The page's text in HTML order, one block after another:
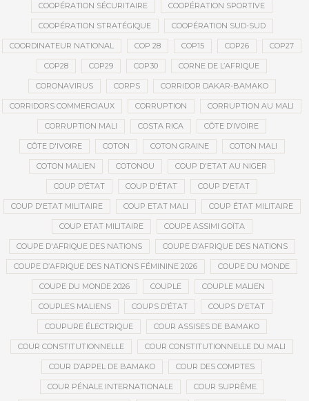
COOPÉRATION SÉCURITAIRE COOPÉRATION SPORTIVE
COOPÉRATION STRATÉGIQUE COOPÉRATION SUD-SUD
COORDINATEUR NATIONAL COP 28 COP15 COP26 COP27
COP28 COP29 COP30 CORNE DE L’AFRIQUE
CORONAVIRUS CORPS CORRIDOR DAKAR-BAMAKO
CORRIDORS COMMERCIAUX CORRUPTION CORRUPTION AU MALI
CORRUPTION MALI COSTA RICA CÔTE D’IVOIRE
CÔTE D'IVOIRE COTON COTON GRAINE COTON MALI
COTON MALIEN COTONOU COUP D'ETAT AU NIGER
COUP D’ÉTAT COUP D'ÉTAT COUP D'ETAT
COUP D'ETAT MILITAIRE COUP ETAT MALI COUP ÉTAT MILITAIRE
COUP ETAT MILITAIRE COUPE ASSIMI GOÏTA
COUPE D'AFRIQUE DES NATIONS COUPE D’AFRIQUE DES NATIONS
COUPE D’AFRIQUE DES NATIONS FÉMININE 2026 COUPE DU MONDE
COUPE DU MONDE 2026 COUPLE COUPLE MALIEN
COUPLES MALIENS COUPS D’ÉTAT COUPS D'ETAT
COUPURE ÉLECTRIQUE COUR ASSISES DE BAMAKO
COUR CONSTITUTIONNELLE COUR CONSTITUTIONNELLE DU MALI
COUR D’APPEL DE BAMAKO COUR DES COMPTES
COUR PÉNALE INTERNATIONALE COUR SUPRÊME